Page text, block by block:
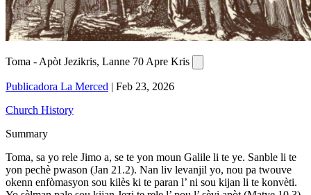
Toma - Apòt Jezikris, Lanne 70 Apre Kris
Publicadora La Merced | Feb 23, 2026
Church History
Summary
Toma, sa yo rele Jimo a, se te yon moun Galile li te ye. Sanble li te
yon pechè pwason (Jan 21.2). Nan liv levanjil yo, nou pa twouve
okenn enfòmasyon sou kilès ki te paran l’ ni sou kijan li te konvèti.